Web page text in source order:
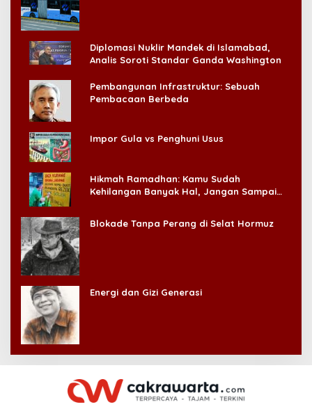
Diplomasi Nuklir Mandek di Islamabad,
Analis Soroti Standar Ganda Washington
Pembangunan Infrastruktur: Sebuah
Pembacaan Berbeda
Impor Gula vs Penghuni Usus
Hikmah Ramadhan: Kamu Sudah
Kehilangan Banyak Hal, Jangan Sampai
Blokade Tanpa Perang di Selat Hormuz
Energi dan Gizi Generasi